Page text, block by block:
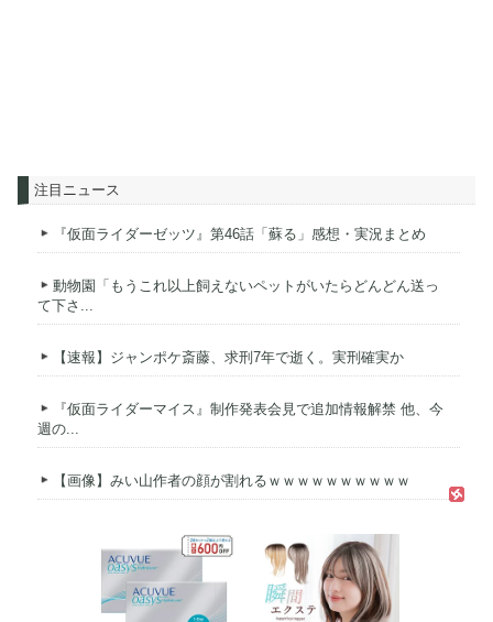
注目ニュース
『仮面ライダーゼッツ』第46話「蘇る」感想・実況まとめ
動物園「もうこれ以上飼えないペットがいたらどんどん送っ
て下さ...
【速報】ジャンポケ斎藤、求刑7年で逝く。実刑確実か
『仮面ライダーマイス』制作発表会見で追加情報解禁 他、今
週の...
【画像】みい山作者の顔が割れるｗｗｗｗｗｗｗｗｗｗ